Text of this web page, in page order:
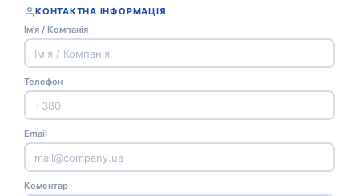
КОНТАКТНА ІНФОРМАЦІЯ
Ім'я / Компанія
Телефон
Email
Коментар